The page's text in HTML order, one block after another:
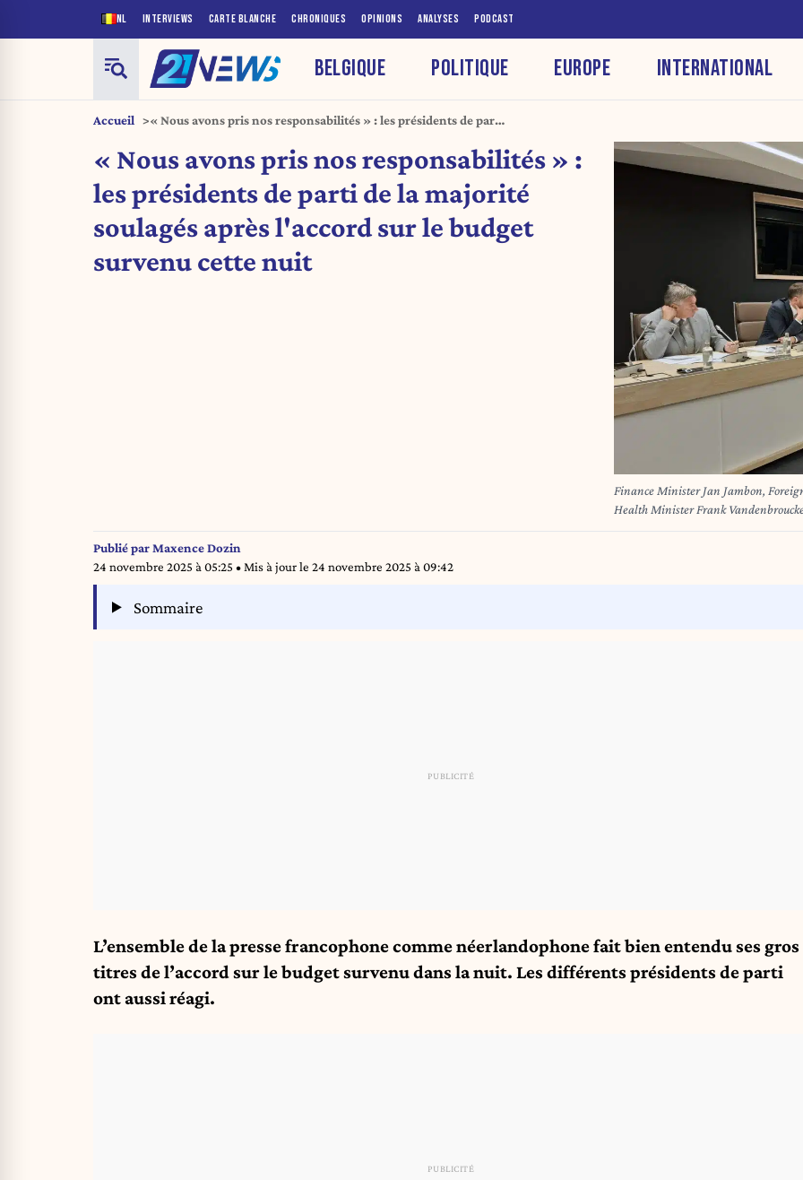
NL INTERVIEWS CARTE BLANCHE CHRONIQUES OPINIONS ANALYSES PODCAST
BELGIQUE POLITIQUE EUROPE INTERNATIONAL
Accueil
« Nous avons pris nos responsabilités » : les présidents de parti
cette nuit
« Nous avons pris nos responsabilités » :
les présidents de parti de la majorité
soulagés après l'accord sur le budget
survenu cette nuit
Finance Minister Jan Jambon,
Health Minister Frank
Vincent Van Peteghem hold a press
Publié parMaxence Dozin
24 novembre 2025 à 05:25 • Mis à jour le 24 novembre 2025 à 09:42
Sommaire
L’ensemble de la presse francophone comme néerlandophone fait bien entendu ses gros
titres de l’accord sur le budget survenu dans la nuit. Les différents présidents de parti
ont aussi réagi.